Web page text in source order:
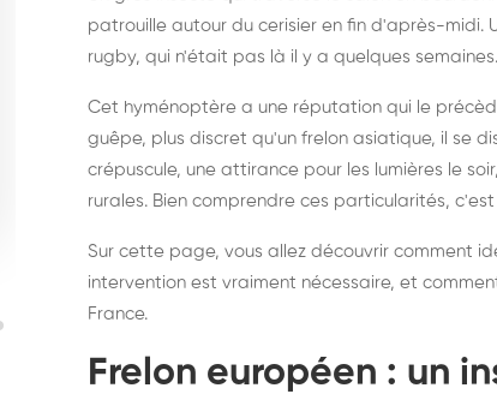
Destruction de nid de
frelons asiatiques :
intervention partout en
France
patrouille autour du cerisier en fin d'après-midi.
rugby, qui n'était pas là il y a quelques
Cet hyménoptère a une réputation qui le
guêpe, plus discret qu'un frelon asiatique, il se
crépuscule, une attirance pour les lumières le
rurales. Bien comprendre ces particularités,
Sur cette page, vous allez découvrir comment
intervention est vraiment nécessaire, et
France.
Frelon européen : un